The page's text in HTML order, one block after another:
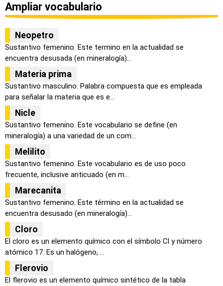
Ampliar vocabulario
Neopetro
Sustantivo femenino. Este termino en la actualidad se
encuentra desusada (en mineralogía)...
Materia prima
Sustantivo masculino. Palabra compuesta que es empleada
para señalar la materia que es e...
Nicle
Sustantivo femenino. Este vocabulario se define (en
mineralogía) a una variedad de un com...
Melilito
Sustantivo femenino. Este vocabulario es de uso poco
frecuente, inclusive anticuado (en m...
Marecanita
Sustantivo femenino. Este término en la actualidad se
encuentra desusado (en mineralogía)...
Cloro
El cloro es un elemento químico con el símbolo Cl y número
atómico 17. Es un halógeno, ...
Flerovio
El flerovio es un elemento químico sintético de la tabla